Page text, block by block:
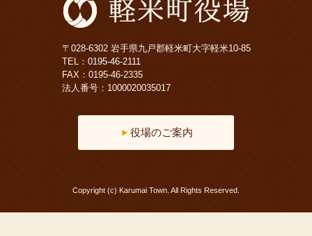
〒028-6302 岩手県九戸郡軽米町大字軽米10-85
TEL： 0195-46-2111
FAX：0195-46-2335
法人番号：1000020035017
役場のご案内
Copyright (c) Karumai Town. All Rights Reserved.